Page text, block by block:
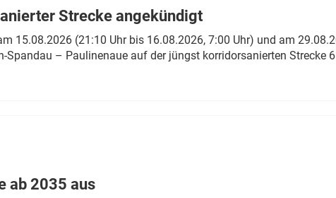
Strecke angekündigt
15.08.2026 (21:10 Uhr bis 16.08.2026, 7:00 Uhr) und am
Spandau – Paulinenaue auf der jüngst korridorsanierten Strecke
ab 2035 aus